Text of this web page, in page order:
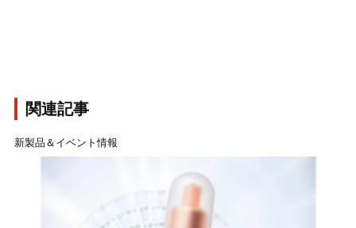
関連記事
新製品＆イベント情報